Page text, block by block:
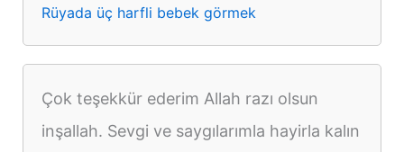
Rüyada üç harfli bebek görmek
Çok teşekkür ederim Allah razı olsun
inşallah. Sevgi ve saygılarımla hayirla kalın